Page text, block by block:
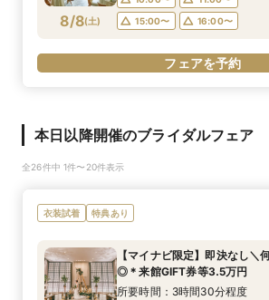
8/8(土)
15:00〜
16:00〜
フェアを予約
本日以降開催のブライダルフェア
全26件中 1件〜20件表示
衣装試着 特典あり
【マイナビ限定】即決なし＼
◎＊来館GIFT券等3.5万円
所要時間：3時間30分程度